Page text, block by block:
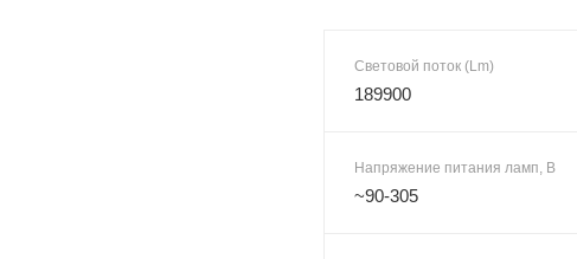
Световой поток (Lm)
189900
Напряжение питания ламп, В
~90-305